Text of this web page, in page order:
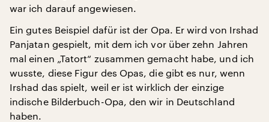
war ich darauf angewiesen.
Ein gutes Beispiel dafür ist der Opa. Er wird von Irshad
Panjatan gespielt, mit dem ich vor über zehn Jahren
mal einen „Tatort“ zusammen gemacht habe, und ich
wusste, diese Figur des Opas, die gibt es nur, wenn
Irshad das spielt, weil er ist wirklich der einzige
indische Bilderbuch-Opa, den wir in Deutschland
haben.